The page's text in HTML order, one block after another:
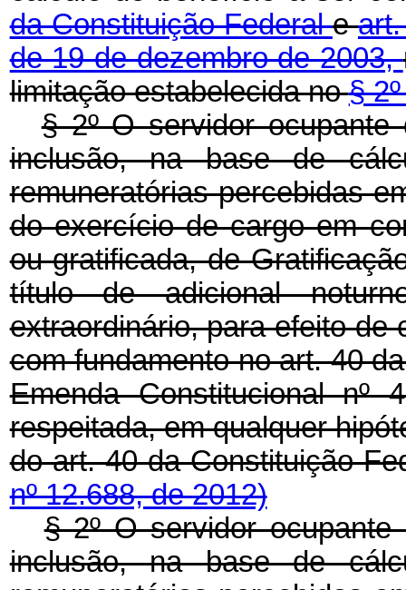
da Constituição Federale
de 19 de dezembro de 2003,
limitação estabelecida no§
§ 2º O servidor
inclusão, na base de
remuneratórias percebidas
do exercício de cargo em
ou gratificada, de
título de adicional
extraordinário, para efeito de
com fundamento no art. 40
Emenda Constitucional
respeitada, em qualquer
do art. 40 da Constituição
nº 12.688, de 2012)
§ 2º O servidor
inclusão, na base de